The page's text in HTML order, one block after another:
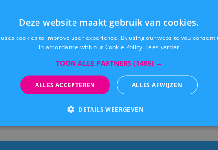
engageert zich om het volledige bedrag van deze
VZW Lumina. Lumina is een
gehandicapten, gelegen Louis De Gunst straat
Minder vervuiling, meer
Kitencre draagt zijn steentje bij
Deze website maakt gebruik van cookies.
cookies to improve user experience. By using our website you consent
in accordance with our Cookie Policy. Lees verder
TOON ALLE PARTNERS (1485) →
ALLES ACCEPTEREN ALLES AFWIJZEN
DETAILS WEERGEVEN